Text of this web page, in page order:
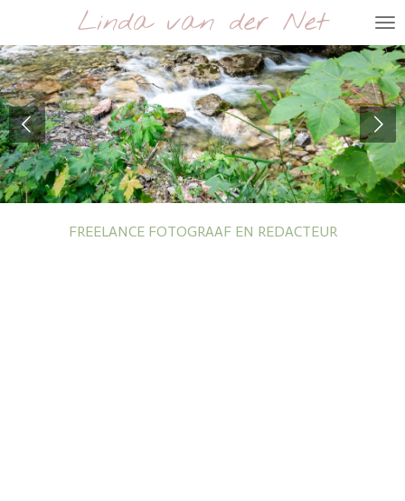
naar
de
hoofdinhoud
Linda van der Net
FREELANCE FOTOGRAAF EN REDACTEUR